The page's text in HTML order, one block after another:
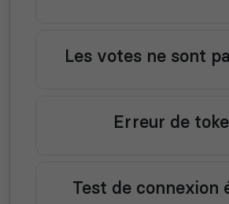
Les votes ne sont
Erreur de
Test de connexion